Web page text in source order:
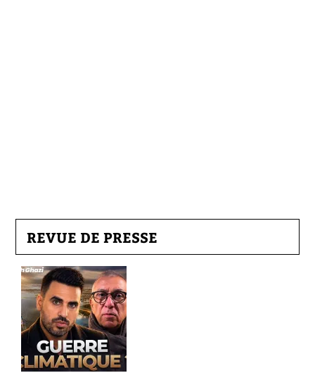
REVUE DE PRESSE